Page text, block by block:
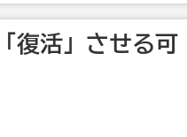
復活」させる可